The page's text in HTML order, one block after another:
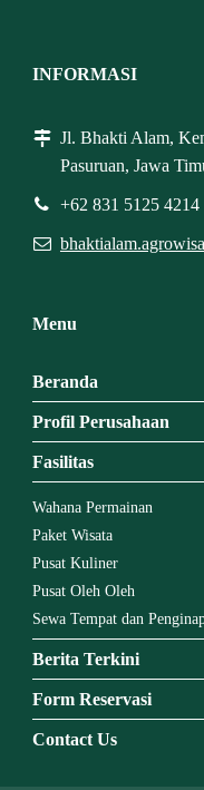
INFORMASI
Jl. Bhakti Alam,
Pasuruan, Jawa
+62 831 5125 4214
Menu
Beranda
Profil Perusahaan
Fasilitas
Wahana Permainan
Paket Wisata
Pusat Kuliner
Pusat Oleh Oleh
Sewa Tempat dan
Berita Terkini
Form Reservasi
Contact Us